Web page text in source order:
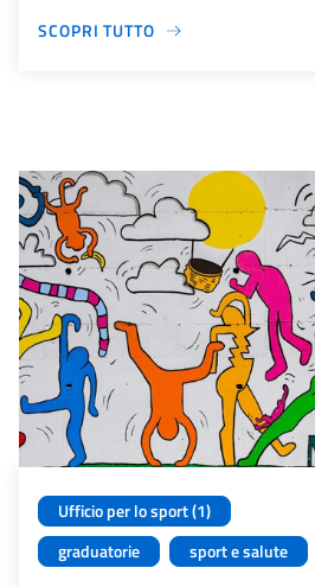
SCOPRI TUTTO
Ufficio per lo sport (1)
graduatorie
sport e salute